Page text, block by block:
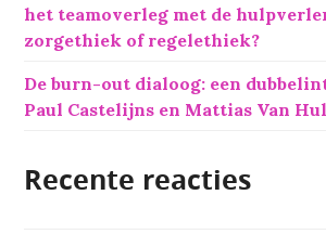
het teamoverleg met de
zorgethiek of regelethiek?
De burn-out dialoog: een
Paul Castelijns en Mattias Van
Recente reacties